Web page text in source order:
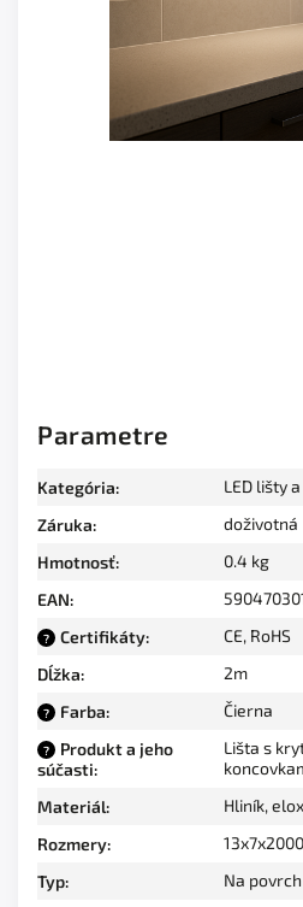
Parametre
Kategória:
LED lišty
Záruka:
doživotná
Hmotnosť:
0.4 kg
EAN:
? Certifikáty:
CE, RoHS
Dĺžka: 2m
? Farba: Čierna
?
Produkt a jeho
súčasti:
Lišta s
Materiál:
Hliník,
Rozmery:
Typ: Na povrch